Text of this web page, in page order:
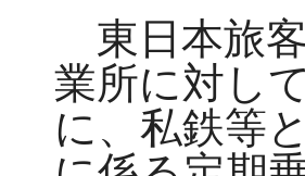
東日本旅
業所に対し
に、私鉄等